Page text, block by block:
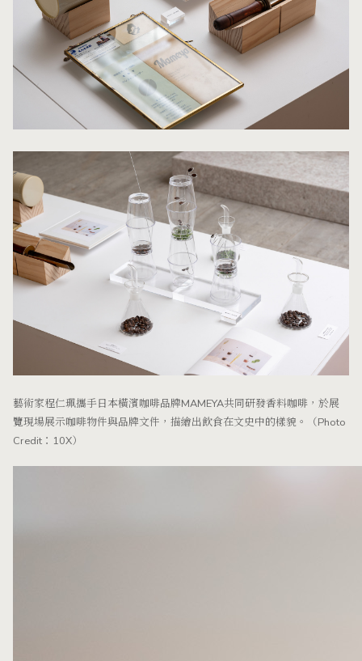
藝術家程仁珮攜手日本橫濱咖啡品牌MAMEYA共同研發香料咖啡，於展
覽現場展示咖啡物件與品牌文件，描繪出飲食在文史中的樣貌。（Photo
Credit：10X）